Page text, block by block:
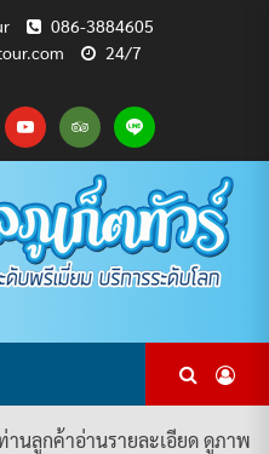
086-3884605
24/7
SAMPLE
ทัวร์
งหมด
บทความ
ท่อง
เที่ยว
ยินดี
ต้อนรับ
สู่
PHUKET
TOUR
เกี่ยว
กับ
เรา
แพ็คเกจ
ทัวร์
ทั้งหมด
นลูกค้าอ่านรายละเอียด ดูภาพ